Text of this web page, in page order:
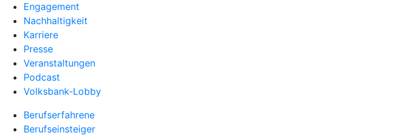
Engagement
Nachhaltigkeit
Karriere
Presse
Veranstaltungen
Podcast
Volksbank-Lobby
Berufserfahrene
Berufseinsteiger